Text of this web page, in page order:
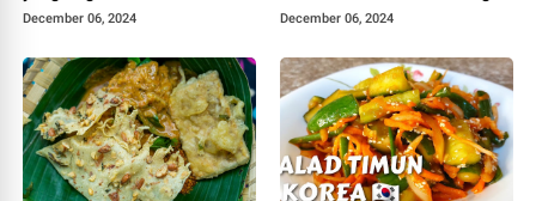
December 06, 2024
Icip-icip Lagi
December 06, 2024